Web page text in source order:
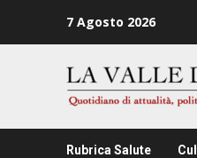
7 Agosto 2026
Rubrica Salute